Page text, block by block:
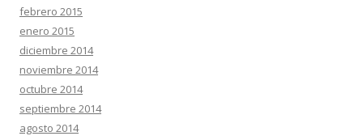
febrero 2015
enero 2015
diciembre 2014
noviembre 2014
octubre 2014
septiembre 2014
agosto 2014